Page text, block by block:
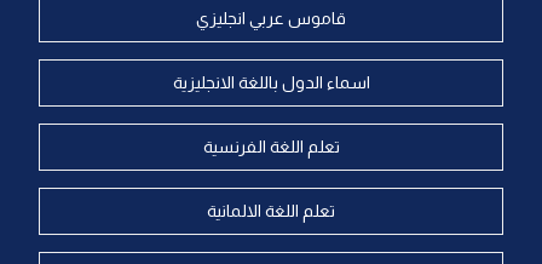
قاموس عربي انجليزي
اسماء الدول باللغة الانجليزية
تعلم اللغة الفرنسية
تعلم اللغة الالمانية